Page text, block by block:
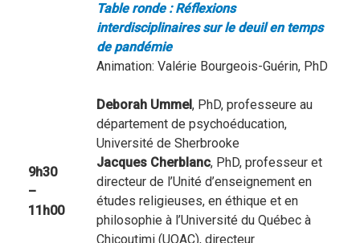
9h30
–
11h00
Table ronde : Réflexions
interdisciplinaires sur le deuil en temps
de pandémie
Animation: Valérie Bourgeois-Guérin, PhD
Deborah Ummel, PhD, professeure au
département de psychoéducation,
Université de Sherbrooke
Jacques Cherblanc, PhD, professeur et
directeur de l’Unité d’enseignement en
études religieuses, en éthique et en
philosophie à l’Université du Québec à
Chicoutimi (UQAC), directeur